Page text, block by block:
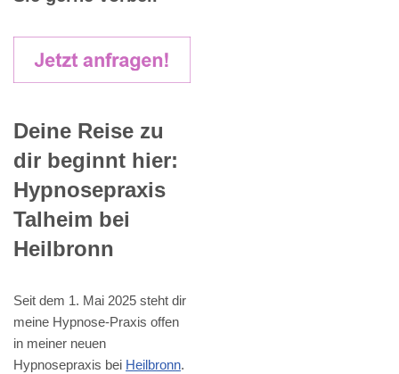
Deine Reise zu
dir beginnt hier:
Hypnosepraxis
Talheim bei
Heilbronn
Seit dem 1. Mai 2025 steht dir
meine Hypnose-Praxis offen
in meiner neuen
Hypnosepraxis bei Heilbronn.